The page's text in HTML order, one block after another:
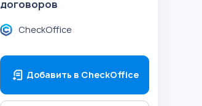
договоров
CheckOffice
Добавить в CheckOffice